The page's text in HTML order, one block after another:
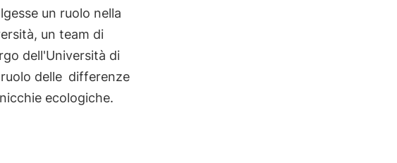
un ruolo nella
un team di
dell'Università di
delle differenze
ecologiche.